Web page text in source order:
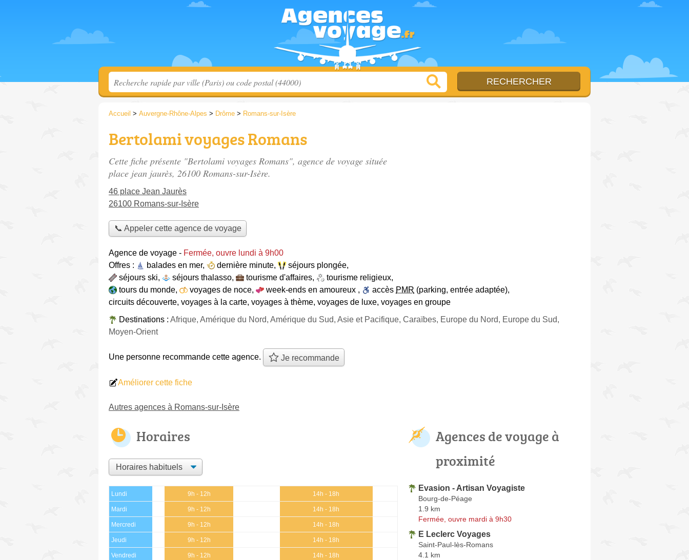
Accueil > Auvergne-Rhône-Alpes > Drôme > Romans-sur-Isère
Bertolami voyages Romans
Cette fiche présente "Bertolami voyages Romans", agence de voyage située
place jean jaurès, 26100 Romans-sur-Isère.
46 place Jean Jaurès
26100 Romans-sur-Isère
📞 Appeler cette agence de voyage
Agence de voyage - Fermée, ouvre lundi à 9h00
Offres :
balades en mer, dernière minute, séjours plongée,
séjours ski, séjours thalasso, tourisme d'affaires, tourisme religieux,
tours du monde, voyages de noce, week-ends en amoureux , accès PMR (parking, entrée adaptée),
circuits découverte, voyages à la carte, voyages à thème, voyages de luxe, voyages en groupe
Destinations : Afrique, Amérique du Nord, Amérique du Sud, Asie et Pacifique, Caraïbes, Europe du Nord, Europe du Sud,
Moyen-Orient
Une personne recommande cette agence. Je recommande
Améliorer cette fiche
Autres agences à Romans-sur-Isère
Horaires
Lundi 9h - 12h 14h - 18h
Mardi 9h - 12h 14h - 18h
Mercredi 9h - 12h 14h - 18h
Jeudi 9h - 12h 14h - 18h
Vendredi 9h - 12h 14h - 18h
Agences de voyage à
proximité
Evasion - Artisan Voyagiste
Bourg-de-Péage
1.9 km
Fermée, ouvre mardi à 9h30
E Leclerc Voyages
Saint-Paul-lès-Romans
4.1 km